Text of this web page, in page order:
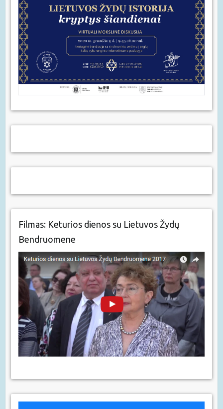
Filmas: Keturios dienos su Lietuvos Žydų
Bendruomene